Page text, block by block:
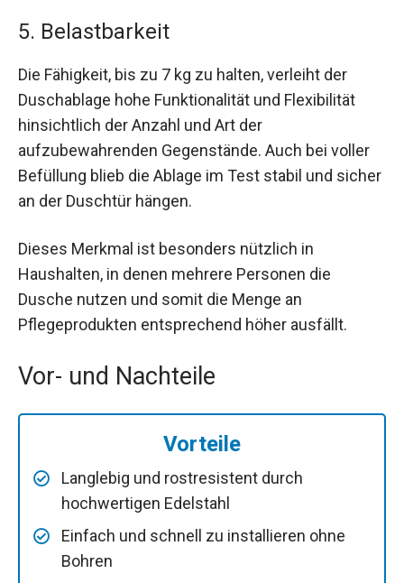
5. Belastbarkeit
Die Fähigkeit, bis zu 7 kg zu halten, verleiht der
Duschablage hohe Funktionalität und Flexibilität
hinsichtlich der Anzahl und Art der
aufzubewahrenden Gegenstände. Auch bei voller
Befüllung blieb die Ablage im Test stabil und sicher
an der Duschtür hängen.
Dieses Merkmal ist besonders nützlich in
Haushalten, in denen mehrere Personen die
Dusche nutzen und somit die Menge an
Pflegeprodukten entsprechend höher ausfällt.
Vor- und Nachteile
Vorteile
Langlebig und rostresistent durch
hochwertigen Edelstahl
Einfach und schnell zu installieren ohne
Bohren